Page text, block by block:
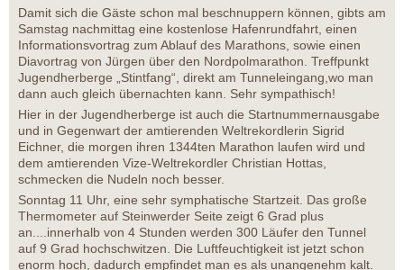
Damit sich die Gäste schon mal beschnuppern können, gibts am
Samstag nachmittag eine kostenlose Hafenrundfahrt, einen
Informationsvortrag zum Ablauf des Marathons, sowie einen
Diavortrag von Jürgen über den Nordpolmarathon. Treffpunkt
Jugendherberge „Stintfang“, direkt am Tunneleingang,wo man
dann auch gleich übernachten kann. Sehr sympathisch!
Hier in der Jugendherberge ist auch die Startnummernausgabe
und in Gegenwart der amtierenden Weltrekordlerin Sigrid
Eichner, die morgen ihren 1344ten Marathon laufen wird und
dem amtierenden Vize-Weltrekordler Christian Hottas,
schmecken die Nudeln noch besser.
Sonntag 11 Uhr, eine sehr symphatische Startzeit. Das große
Thermometer auf Steinwerder Seite zeigt 6 Grad plus
an....innerhalb von 4 Stunden werden 300 Läufer den Tunnel
auf 9 Grad hochschwitzen. Die Luftfeuchtigkeit ist jetzt schon
enorm hoch, dadurch empfindet man es als unangenehm kalt.